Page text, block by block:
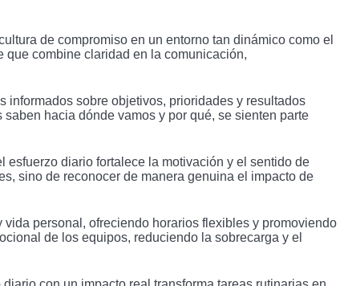
de compromiso en un entorno tan dinámico como el
que combine claridad en la comunicación,
informados sobre objetivos, prioridades y resultados
hacia dónde vamos y por qué, se sienten parte
esfuerzo diario fortalece la motivación y el sentido de
sino de reconocer de manera genuina el impacto de
personal, ofreciendo horarios flexibles y promoviendo
de los equipos, reduciendo la sobrecarga y el